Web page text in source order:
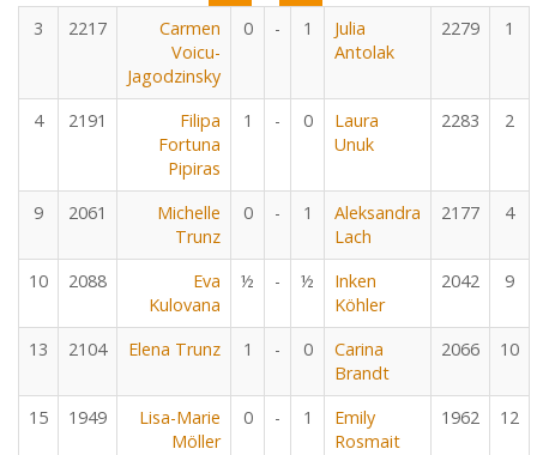
3 2217
Carmen
Voicu-
Jagodzinsky
0 - 1
Julia
Antolak
2279 1
4 2191
Filipa
Fortuna
Pipiras
1 - 0
Laura
Unuk
2283 2
9 2061
Michelle
Trunz
0 - 1
Aleksandra
Lach
2177 4
10 2088
Eva
Kulovana
½ - ½
Inken
Köhler
2042 9
13 2104 Elena Trunz 1 - 0
Carina
Brandt
2066 10
15 1949
Lisa-Marie
Möller
0 - 1
Emily
Rosmait
1962 12